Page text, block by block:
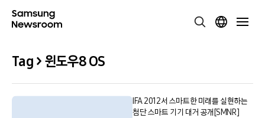
Tag > 윈도우8 OS
IFA 2012서 스마트한 미래를 실현하는
첨단 스마트 기기 대거 공개[SMNR]